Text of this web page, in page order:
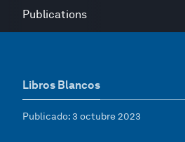
Publications
Libros Blancos
Publicado: 3 octubre 2023